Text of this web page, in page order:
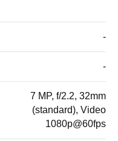
-
-
7 MP, f/2.2, 32mm
(standard), Video
1080p@60fps